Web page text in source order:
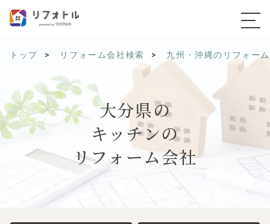
トップ リフォーム会社検索 九州・沖縄のリフォー
大分県の
キッチンの
リフォーム会社